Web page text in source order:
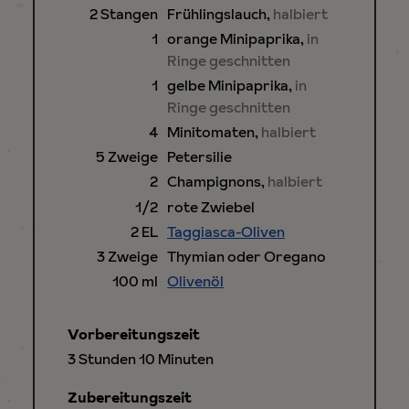
2Stangen Frühlingslauch,halbiert
1 orange Minipaprika,in
Ringe geschnitten
1 gelbe Minipaprika,in
Ringe geschnitten
4 Minitomaten,halbiert
5 Zweige Petersilie
2 Champignons,halbiert
1/2 rote Zwiebel
2EL Taggiasca-Oliven
3Zweige Thymian oder Oregano
100 ml Olivenöl
Vorbereitungszeit
3Stunden
Stunden10 Minuten
Minuten
Zubereitungszeit